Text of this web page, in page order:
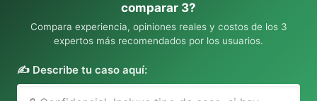
comparar 3?
Compara experiencia, opiniones reales y costos de los 3
expertos más recomendados por los usuarios.
✍️ Describe tu caso aquí: